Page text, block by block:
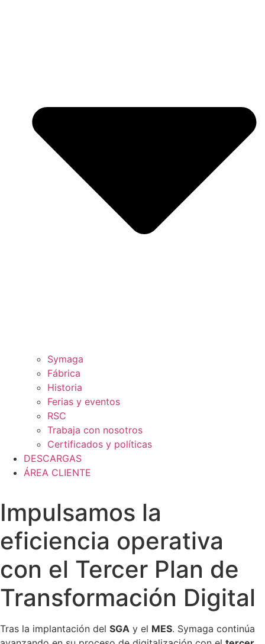
Symaga
Fábrica
Historia
Ferias y eventos
RSC
Trabaja con nosotros
Certificados y políticas
DESCARGAS
ÁREA CLIENTE
Impulsamos la
eficiencia operativa
con el Tercer Plan de
Transformación Digital
Tras la implantación del SGA y el MES. Symaga continúa